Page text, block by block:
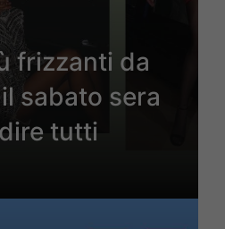
frizzanti da
sabato sera
tutti